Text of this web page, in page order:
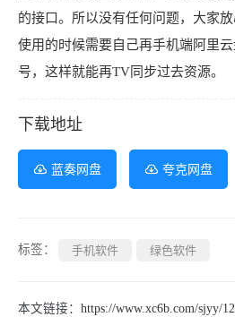
的接口。所以没有任何问题，大家放
使用的时候需要自己再手机端阿里
号，这样就能再TV同步过去资源。
下载地址
蓝奏网盘 夸克网盘
标签： 手机软件 绿色软件
本文链接： https://www.xc6b.com/sjyy/